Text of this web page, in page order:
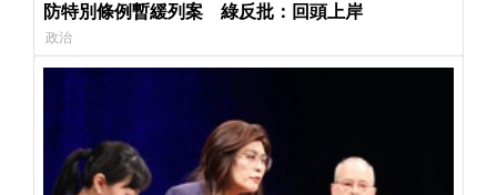
防特別條例暫緩列案 綠反批：回頭上岸
政治